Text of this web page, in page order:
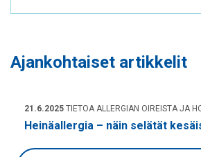
Ajankohtaiset artikkelit
21.6.2025 TIETOA ALLERGIAN OIREISTA JA
Heinäallergia – näin selätät